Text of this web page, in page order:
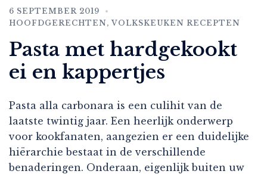
6 SEPTEMBER 2019
HOOFDGERECHTEN,VOLKSKEUKEN RECEPTEN
Pasta met hardgekookt
ei en kappertjes
Pasta alla carbonara is een culihit van de
laatste twintig jaar. Een heerlijk onderwerp
voor kookfanaten, aangezien er een duidelijke
hiërarchie bestaat in de verschillende
benaderingen. Onderaan, eigenlijk buiten uw